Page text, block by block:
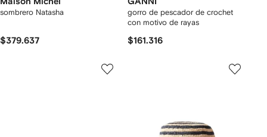
sombrero Natasha
$379.637
gorro de pescador de crochet
con motivo de rayas
$161.316